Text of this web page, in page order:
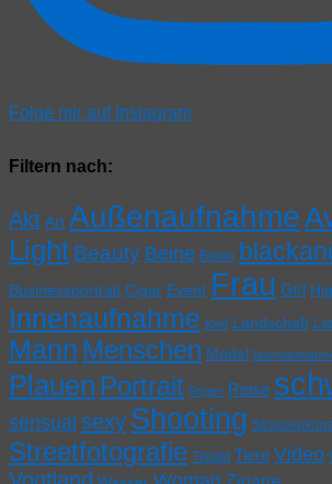
Folge mir auf Instagram
Filtern nach:
Akt Art Außenaufnahme
Light Beauty Beine Berlin
Businessportrait Cigar Event Frau Girl
Innenaufnahme Kind Landschaft
Mann Menschen Model
Plauen Portrait Regen Reise
sensual sexy Shooting
Streetfotografie Teilakt Tiere Video